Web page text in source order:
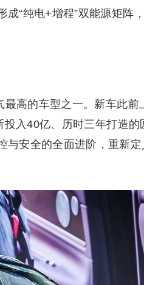
“纯电+增程”双能源矩阵
最高的车型之一。新车此前
入40亿、历时三年打造的
与安全的全面进阶，重新